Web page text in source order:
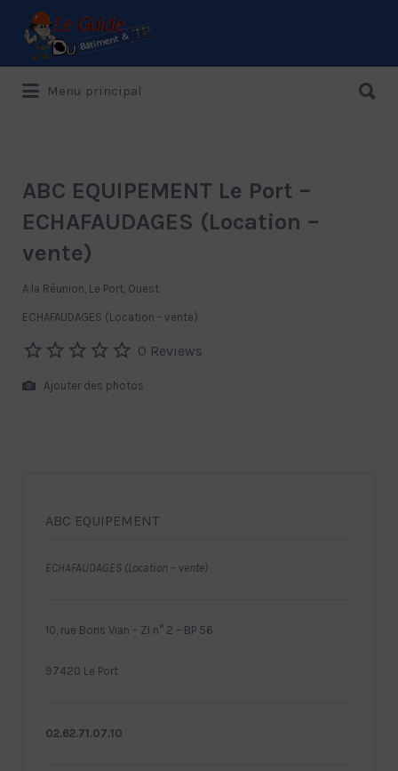
Le Guide de référence depuis 1995
Rechercher:
Menu principal
ABC EQUIPEMENT Le Port –
ECHAFAUDAGES (Location –
vente)
A la Réunion, Le Port, Ouest
ECHAFAUDAGES (Location - vente)
0 Reviews
Ajouter des photos
ABC EQUIPEMENT
ECHAFAUDAGES (Location – vente)
10, rue Boris Vian – ZI n° 2 – BP 56
97420 Le Port
02.62.71.07.10